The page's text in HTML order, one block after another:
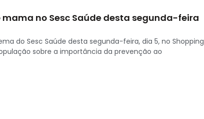
no Sesc Saúde desta segunda-feira
do Sesc Saúde desta segunda-feira, dia 5, no Shopping
sobre a importância da prevenção ao